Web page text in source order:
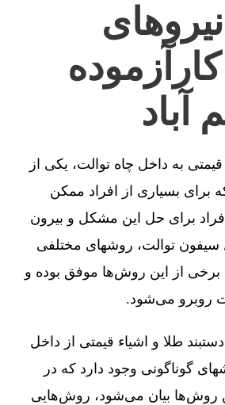
آباد
قیمتی به داخل چاه توالت، یکی از
برای بسیاری از افراد ممکن
برای حل این مشکل و بیرون
سیفون توالت، روشهای مختلفی
برخی از این روش‌ها موفق بوده و
روبرو می‌شود.
طلا و اشیاء قیمتی از داخل
گوناگونی وجود دارد که در
روش‌ها بیان می‌شود، روش‌هایی